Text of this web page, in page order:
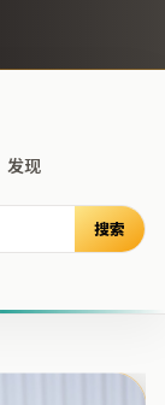
发现
搜索